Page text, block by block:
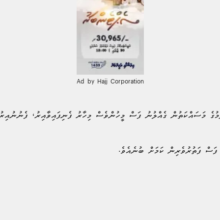
Ad by Hajj Corporation
މަސައްކަތުން ގެއްލުނު ފަސް މީހުންވެސް މިހާރު ފެނިފައިވާއިރު،
ފަސް ފަތުރުވެރިން ކަމަށް ބުނެއެވެ.